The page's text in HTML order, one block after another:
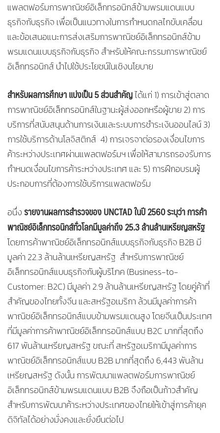
แพลตฟอร์มการพาณิชย์อิเล็กทรอนิกส์ข้ามพรมแดนแบบ
ธุรกิจกับธุรกิจ เพื่อเป็นแนวทางในการกำหนดกลไกขับเคลื่อน
และข้อเสนอแนะการส่งเสริมการพาณิชย์อิเล็กทรอนิกส์ข้าม
พรมแดนแบบธุรกิจกับธุรกิจ สำหรับให้คณะกรรมการพาณิชย์
อิเล็กทรอนิกส์ นำไปใช้ประโยชน์ในเชิงนโยบาย
สำหรับผลการศึกษา แบ่งเป็น 5 ส่วนสำคัญได้แก่ 1) การเข้าสู่ตลาด
การพาณิชย์อิเล็กทรอนิกส์ในฐานะผู้ส่งออกหรือผู้ขาย 2) การ
บริการที่สนับสนุนด้านการเงินและระบบการชำระเงินออนไลน์ 3)
การใช้บริการด้านโลจิสติกส์ 4) การเจรจาต่อรองเงื่อนไขการ
ค้าระหว่างประเทศผ่านแพลตฟอร์มฯ เพื่อให้สามารถรองรับการ
กำหนดเงื่อนไขการค้าระหว่างประเทศ และ 5) การฝึกอบรมผู้
ประกอบการที่ต้องการใช้บริการแพลตฟอร์ม
อนึ่ง รายงานผลการสำรวจของUNCTAD ในปี 2560 ระบุว่า การค้า
พาณิชย์อิเล็กทรอนิกส์ทั่วโลกมีมูลค่าถึง 25.3 ล้านล้านเหรียญสหรัฐ
โดยการค้าพาณิชย์อิเล็กทรอนิกส์แบบธุรกิจกับธุรกิจ B2B มี
มูลค่า 22.3 ล้านล้านเหรียญสหรัฐ สำหรับการพาณิชย์
อิเล็กทรอนิกส์แบบธุรกิจกับผู้บริโภค (Business-to-
Customer: B2C) มีมูลค่า 2.9 ล้านล้านเหรียญสหรัฐ โดยคู่ค้าที่
สำคัญของไทยทั้งจีน และสหรัฐอเมริกา ล้วนมีมูลค่าการค้า
พาณิชย์อิเล็กทรอนิกส์แบบข้ามพรมแดนสูง โดยจีนเป็นประเทศ
ที่มีมูลค่าการค้าพาณิชย์อิเล็กทรอนิกส์แบบฺ B2C มากที่สุดถึง
617 พันล้านเหรียญสหรัฐ ขณะที่ สหรัฐอเมริกามีมูลค่าการ
พาณิชย์อิเล็กทรอนิกส์แบบ B2B มากที่สุดถึง 6,443 พันล้าน
เหรียญสหรัฐ ดังนั้น การพัฒนาแพลตฟอร์มการพาณิชย์
อิเล็กทรอนิกส์ข้ามพรมแดนแบบ B2B จึงถือเป็นก้าวสำคัญ
สำหรับการพัฒนาค้าระหว่างประเทศของไทยให้เข้าสู่การค้ายุค
ดิจิทัลได้อย่างมั่งคงและยั่งยืนต่อไป